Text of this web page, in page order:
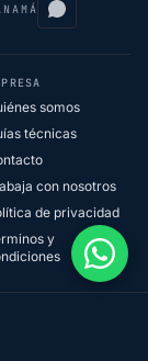
somos
técnicas
con nosotros
de privacidad
y